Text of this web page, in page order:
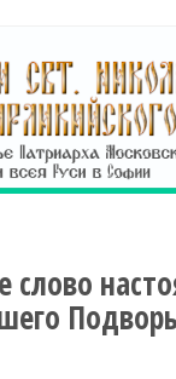
слово